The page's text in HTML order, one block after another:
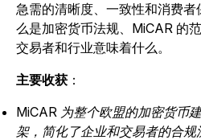
急需的清晰度、一致性和消费
么是加密货币法规、MiCAR 的
交易者和行业意味着什么。
主要收获 ：
MiCAR 为整个欧盟的加密货币
架，简化了企业和交易者的合规